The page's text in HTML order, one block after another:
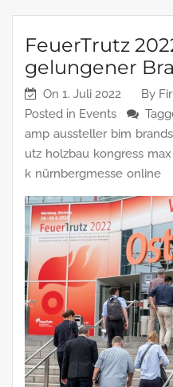
FeuerTrutz
gelungener
On 1. Juli 2022 By
Posted in Events
amp aussteller bim
utz holzbau kongress max
k nürnbergmesse online